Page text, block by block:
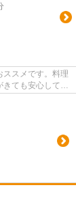
ススメです。料理
きても安心して住